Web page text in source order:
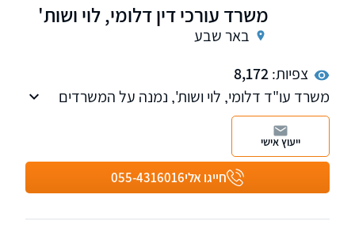
משרד עורכי דין דלומי, לוי ושות'
באר שבע
צפיות:8,172
משרד עו"ד דלומי, לוי ושות', נמנה על המשרדים
הבולטים והמובילים בתחומם באזור הדרום
חייגו אלי055-4316016
ייעוץ אישי